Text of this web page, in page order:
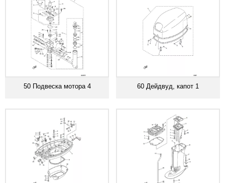
50 Подвеска мотора 4 60 Дейдвуд, капот 1